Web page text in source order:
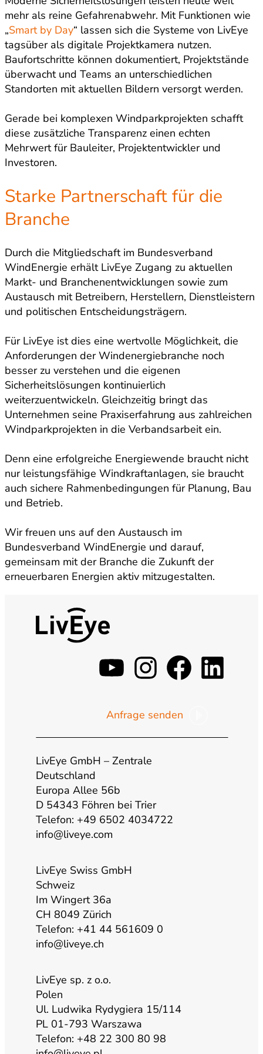
mehr als reine Gefahrenabwehr. Mit Funktionen wie
„Smart by Day“ lassen sich die Systeme von LivEye
tagsüber als digitale Projektkamera nutzen.
Baufortschritte können dokumentiert, Projektstände
überwacht und Teams an unterschiedlichen
Standorten mit aktuellen Bildern versorgt werden.
Gerade bei komplexen Windparkprojekten schafft
diese zusätzliche Transparenz einen echten
Mehrwert für Bauleiter, Projektentwickler und
Investoren.
Starke Partnerschaft für die
Branche
Durch die Mitgliedschaft im Bundesverband
WindEnergie erhält LivEye Zugang zu aktuellen
Markt- und Branchenentwicklungen sowie zum
Austausch mit Betreibern, Herstellern, Dienstleistern
und politischen Entscheidungsträgern.
Für LivEye ist dies eine wertvolle Möglichkeit, die
Anforderungen der Windenergiebranche noch
besser zu verstehen und die eigenen
Sicherheitslösungen kontinuierlich
weiterzuentwickeln. Gleichzeitig bringt das
Unternehmen seine Praxiserfahrung aus zahlreichen
Windparkprojekten in die Verbandsarbeit ein.
Denn eine erfolgreiche Energiewende braucht nicht
nur leistungsfähige Windkraftanlagen, sie braucht
auch sichere Rahmenbedingungen für Planung, Bau
und Betrieb.
Wir freuen uns auf den Austausch im
Bundesverband WindEnergie und darauf,
gemeinsam mit der Branche die Zukunft der
erneuerbaren Energien aktiv mitzugestalten.
y
u
t
u
b
e
s
g
m
c
n
Anfrage senden
LivEye GmbH – Zentrale
Deutschland
Europa Allee 56b
D 54343 Föhren bei Trier
Telefon: +49 6502 4034722
info@liveye.com
LivEye Swiss GmbH
Schweiz
Im Wingert 36a
CH 8049 Zürich
Telefon: +41 44 561609 0
info@liveye.ch
LivEye sp. z o.o.
Polen
Ul. Ludwika Rydygiera 15/114
PL 01-793 Warszawa
Telefon: +48 22 300 80 98